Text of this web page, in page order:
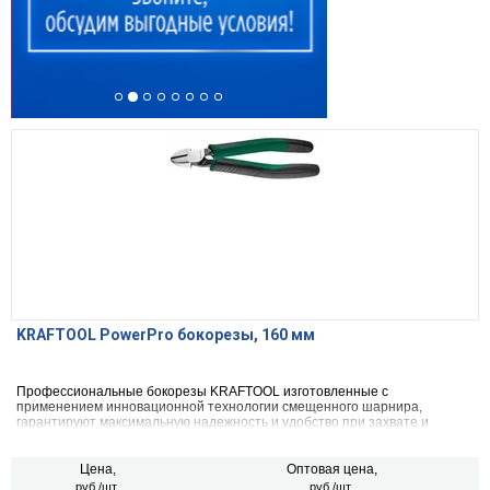
KRAFTOOL PowerPro бокорезы, 160 мм
Профессиональные бокорезы KRAFTOOL изготовленные с
применением инновационной технологии смещенного шарнира,
гарантируют максимальную надежность и удобство при захвате и
Цена,
руб./шт.
Оптовая цена,
руб./шт.